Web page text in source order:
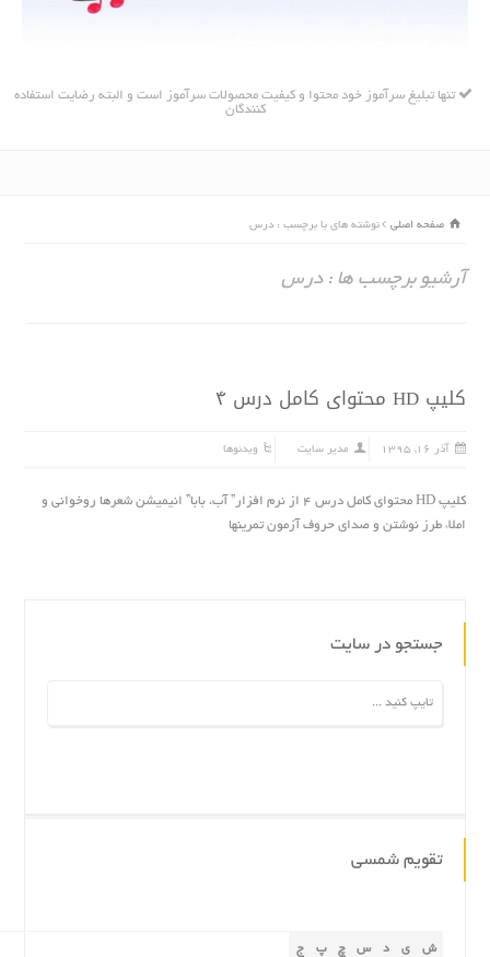
تنها تبلیغ سرآموز خود محتوا و کیفیت محصولات سرآموز است و البته رضایت استفاده
کنندگان
صفحه اصلی نوشته های با برچسب : درس
آرشیو برچسب ها : درس
کلیپ HD محتواى کامل درس ۴
آذر ۱۶, ۱۳۹۵ مدیر سایت ویدئوها
کلیپ HD محتواى کامل درس ۴ از نرم افزار” آب، بابا” انیمیشن شعرها روخوانى و
املاء طرز نوشتن و صداى حروف آزمون تمرینها
جستجو در سایت
تقویم شمسی
ش ی د س چ پ ج